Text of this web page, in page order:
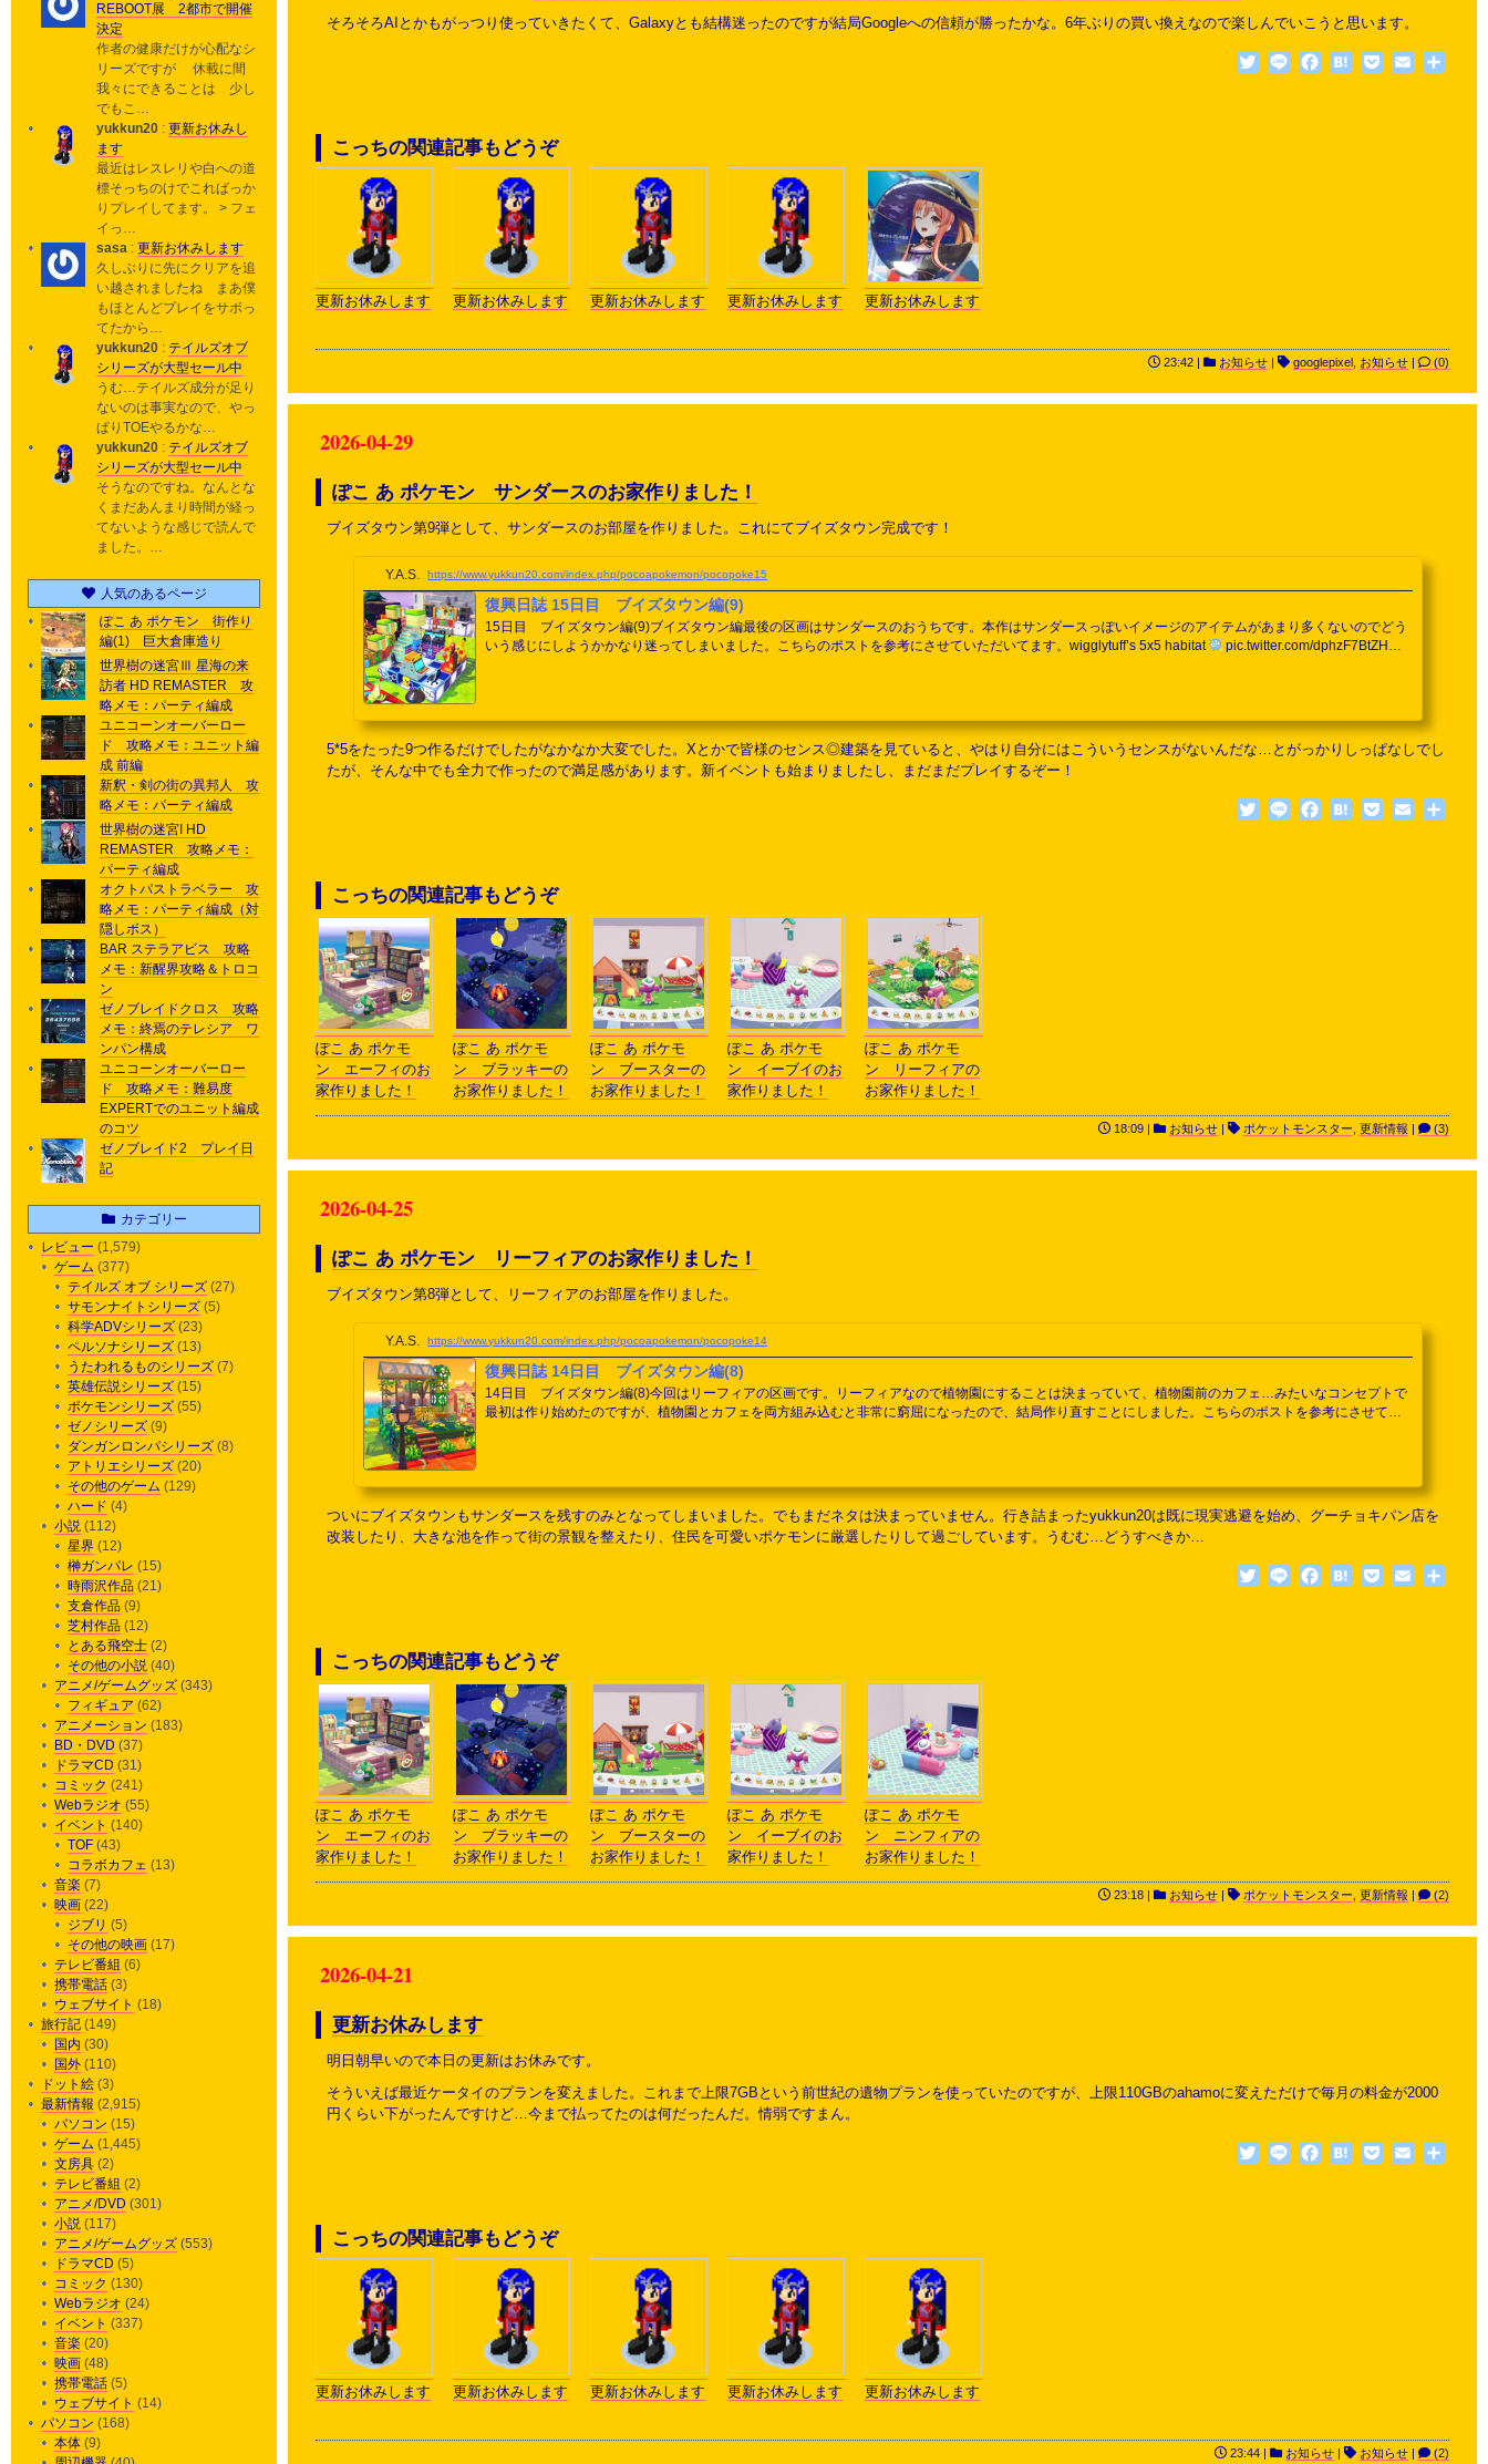
そろそろAIとかもがっつり使っていきたくて、Galaxyとも結構迷ったのですが結局Googleへの信頼が勝ったかな。6年ぶりの買い換えなので楽しんでいこうと思います。
TwitterLine Facebook
HatenaPocketEmail
こっちの関連記事もどうぞ
更新お休みします 更新お休みします 更新お休みします 更新お休みします 更新お休みします
23:42 | お知らせ | googlepixel お知らせ | (0)
2026-04-29
ぽこ あ ポケモン サンダースのお家作りました！
ブイズタウン第9弾として、サンダースのお部屋を作りました。これにてブイズタウン完成です！
Y.A.S. https://www.yukkun20.com/index.php/pocoapokemon/pocopoke15
復興日誌 15日目 ブイズタウン編(9)
15日目 ブイズタウン編(9)ブイズタウン編最後の区画はサンダースのおうちです。本作はサンダースっぽいイメージのアイテムがあまり多くないのでどう
いう感じにしようかかなり迷ってしまいました。こちらのポストを参考にさせていただいてます。wigglytuff’s 5x5 habitat
pic.twitter.com/dphzF7BtZH—
5*5をたった9つ作るだけでしたがなかなか大変でした。Xとかで皆様のセンス◎建築を見ていると、やはり自分にはこういうセンスがないんだな…とがっかりしっぱなしでし
たが、そんな中でも全力で作ったので満足感があります。新イベントも始まりましたし、まだまだプレイするぞー！
TwitterLine Facebook
HatenaPocketEmail
こっちの関連記事もどうぞ
ぽこ あ ポケモ
ン エーフィのお
家作りました！
ぽこ あ ポケモ
ン ブラッキーの
お家作りました！
ぽこ あ ポケモ
ン ブースターの
お家作りました！
ぽこ あ ポケモ
ン イーブイのお
家作りました！
ぽこ あ ポケモ
ン リーフィアの
お家作りました！
18:09 | お知らせ | ポケットモンスター 更新情報 | (3)
2026-04-25
ぽこ あ ポケモン リーフィアのお家作りました！
ブイズタウン第8弾として、リーフィアのお部屋を作りました。
Y.A.S. https://www.yukkun20.com/index.php/pocoapokemon/pocopoke14
復興日誌 14日目 ブイズタウン編(8)
14日目 ブイズタウン編(8)今回はリーフィアの区画です。リーフィアなので植物園にすることは決まっていて、植物園前のカフェ…みたいなコンセプトで
最初は作り始めたのですが、植物園とカフェを両方組み込むと非常に窮屈になったので、結局作り直すことにしました。こちらのポストを参考にさせてい
ついにブイズタウンもサンダースを残すのみとなってしまいました。でもまだネタは決まっていません。行き詰まったyukkun20は既に現実逃避を始め、グーチョキパン店を
改装したり、大きな池を作って街の景観を整えたり、住民を可愛いポケモンに厳選したりして過ごしています。うむむ…どうすべきか…
TwitterLine Facebook
HatenaPocketEmail
こっちの関連記事もどうぞ
ぽこ あ ポケモ
ン エーフィのお
家作りました！
ぽこ あ ポケモ
ン ブラッキーの
お家作りました！
ぽこ あ ポケモ
ン ブースターの
お家作りました！
ぽこ あ ポケモ
ン イーブイのお
家作りました！
ぽこ あ ポケモ
ン ニンフィアの
お家作りました！
23:18 | お知らせ ポケットモンスター 更新情報 (2)
2026-04-21
更新お休みします
明日朝早いので本日の更新はお休みです。
そういえば最近ケータイのプランを変えました。これまで上限7GBという前世紀の遺物プランを使っていたのですが、上限110GBのahamoに変えただけで毎月の料金が2000
円くらい下がったんですけど…今まで払ってたのは何だったんだ。情弱ですまん。
TwitterLine Facebook
HatenaPocketEmail
こっちの関連記事もどうぞ
更新お休みします 更新お休みします 更新お休みします 更新お休みします 更新お休みします
23:44 | お知らせ | お知らせ | (2)
REBOOT展 2都市で開催
決定
作者の健康だけが心配なシ
リーズですが 休載に間
我々にできることは 少し
でもこ…
yukkun20 : 更新お休みし
ます
最近はレスレリや白への道
標そっちのけでこればっか
りプレイしてます。 > フェ
イっ…
sasa : 更新お休みします
久しぶりに先にクリアを追
い越されましたね まあ僕
もほとんどプレイをサボっ
てたから…
yukkun20 : テイルズオブ
シリーズが大型セール中
うむ…テイルズ成分が足り
ないのは事実なので、やっ
ぱりTOEやるかな…
yukkun20 : テイルズオブ
シリーズが大型セール中
そうなのですね。なんとな
くまだあんまり時間が経っ
てないような感じで読んで
ました。…
人気のあるページ
ぽこ あ ポケモン 街作り
編(1) 巨大倉庫造り
世界樹の迷宮Ⅲ 星海の来
訪者 HD REMASTER 攻
略メモ：パーティ編成
ユニコーンオーバーロー
ド 攻略メモ：ユニット編
成 前編
新釈・剣の街の異邦人 攻
略メモ：パーティ編成
世界樹の迷宮I HD
REMASTER 攻略メモ：
パーティ編成
オクトパストラベラー 攻
略メモ：パーティ編成（対
隠しボス）
BAR ステラアビス 攻略
メモ：新醒界攻略＆トロコ
ン
ゼノブレイドクロス 攻略
メモ：終焉のテレシア ワ
ンパン構成
ユニコーンオーバーロー
ド 攻略メモ：難易度
EXPERTでのユニット編成
のコツ
ゼノブレイド2 プレイ日
記
カテゴリー
レビュー (1,579)
ゲーム (377)
テイルズ オブ シリーズ (27)
サモンナイトシリーズ (5)
科学ADVシリーズ (23)
ペルソナシリーズ (13)
うたわれるものシリーズ (7)
英雄伝説シリーズ (15)
ポケモンシリーズ (55)
ゼノシリーズ (9)
ダンガンロンパシリーズ (8)
アトリエシリーズ (20)
その他のゲーム (129)
ハード (4)
小説 (112)
星界 (12)
榊ガンパレ (15)
時雨沢作品 (21)
支倉作品 (9)
芝村作品 (12)
とある飛空士 (2)
その他の小説 (40)
アニメ/ゲームグッズ (343)
フィギュア (62)
アニメーション (183)
BD・DVD (37)
ドラマCD (31)
コミック (241)
Webラジオ (55)
イベント (140)
TOF (43)
コラボカフェ (13)
音楽 (7)
映画 (22)
ジブリ (5)
その他の映画 (17)
テレビ番組 (6)
携帯電話 (3)
ウェブサイト (18)
旅行記 (149)
国内 (30)
国外 (110)
ドット絵 (3)
最新情報 (2,915)
パソコン (15)
ゲーム (1,445)
文房具 (2)
テレビ番組 (2)
アニメ/DVD (301)
小説 (117)
アニメ/ゲームグッズ (553)
ドラマCD (5)
コミック (130)
Webラジオ (24)
イベント (337)
音楽 (20)
映画 (48)
携帯電話 (5)
ウェブサイト (14)
パソコン (168)
本体 (9)